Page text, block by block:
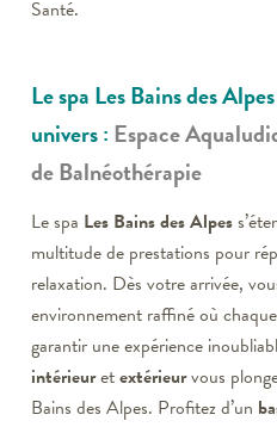
Santé.
Le spa Les Bains des
univers : Espace
de Balnéothérapie
Le spa Les Bains des Alpes
multitude de prestations pour
relaxation. Dès votre arrivée,
environnement raffiné où
garantir une expérience
intérieuretextérieurvous
Bains des Alpes. Profitez d’un